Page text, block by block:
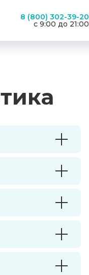
8 (800) 302-39-20
с 9:00 до 21:00